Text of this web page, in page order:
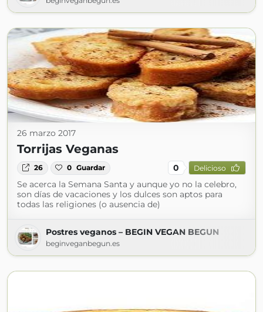
26 marzo 2017
Torrijas Veganas
26 0 Guardar 0 Delicioso
Se acerca la Semana Santa y aunque yo no la celebro,
son días de vacaciones y los dulces son aptos para
todas las religiones (o ausencia de)
Postres veganos – BEGIN VEGAN BEGUN
beginveganbegun.es